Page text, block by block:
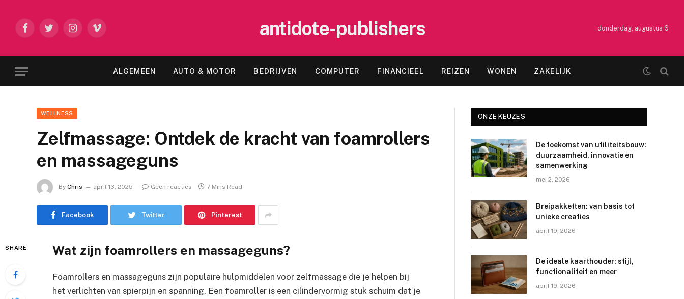
FacebookTwitterInstagram
Vimeo antidote-publishers donderdag, augustus 6
ALGEMEEN AUTO & MOTOR BEDRIJVEN COMPUTER FINANCIEEL REIZEN WONEN ZAKELIJK
WELLNESS
Zelfmassage: Ontdek de kracht van foamrollers
en massageguns
By Chris april 13, 2025 Geen reacties 7 Mins Read
Facebook Twitter Pinterest
SHARE Wat zijn foamrollers en massageguns?
Foamrollers en massageguns zijn populaire hulpmiddelen voor zelfmassage die je helpen bij
het verlichten van spierpijn en spanning. Een foamroller is een cilindervormig stuk schuim dat je
ONZE KEUZES
De toekomst van utiliteitsbouw:
duurzaamheid, innovatie en
samenwerking
mei 2, 2026
Breipakketten: van basis tot
unieke creaties
april 19, 2026
De ideale kaarthouder: stijl,
functionaliteit en meer
april 19, 2026